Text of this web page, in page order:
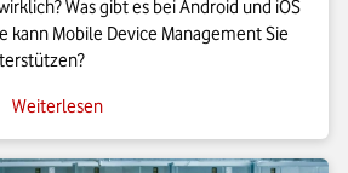
Was gibt es bei Android und iOS
kann Mobile Device Management Sie
Weiterlesen